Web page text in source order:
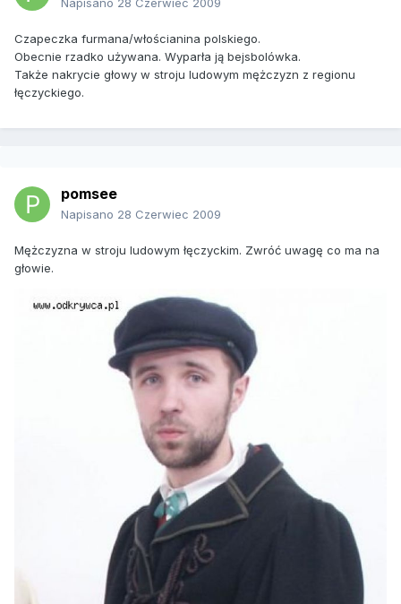
Czapeczka furmana/włościanina polskiego.
Obecnie rzadko używana. Wyparła ją bejsbolówka.
Także nakrycie głowy w stroju ludowym mężczyzn z regionu
łęczyckiego.
pomsee
Napisano 28 Czerwiec 2009
Mężczyzna w stroju ludowym łęczyckim. Zwróć uwagę co ma na
głowie.